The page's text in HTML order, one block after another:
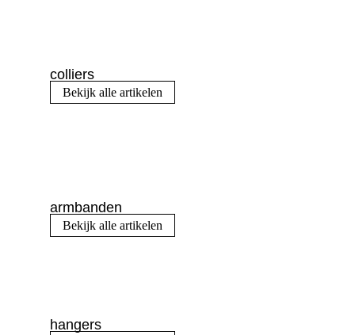
colliers
Bekijk alle artikelen
armbanden
Bekijk alle artikelen
hangers